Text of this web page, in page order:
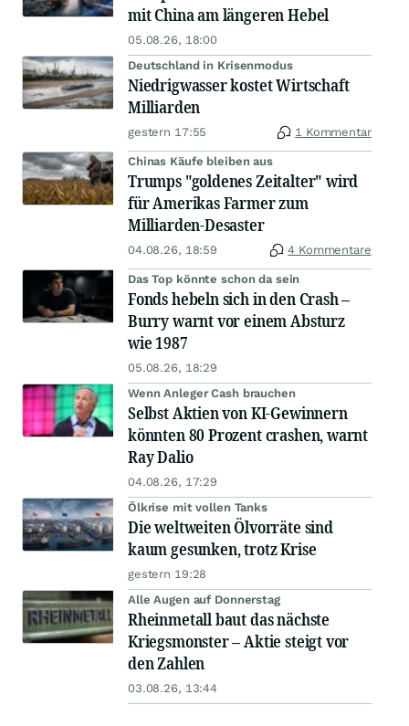
mit China am längeren Hebel
05.08.26, 18:00
Deutschland in Krisenmodus
Niedrigwasser kostet Wirtschaft
Milliarden
gestern 17:55 1 Kommentar
Chinas Käufe bleiben aus
Trumps "goldenes Zeitalter" wird
für Amerikas Farmer zum
Milliarden-Desaster
04.08.26, 18:59 4 Kommentare
Das Top könnte schon da sein
Fonds hebeln sich in den Crash –
Burry warnt vor einem Absturz
wie 1987
05.08.26, 18:29
Wenn Anleger Cash brauchen
Selbst Aktien von KI-Gewinnern
könnten 80 Prozent crashen, warnt
Ray Dalio
04.08.26, 17:29
Ölkrise mit vollen Tanks
Die weltweiten Ölvorräte sind
kaum gesunken, trotz Krise
gestern 19:28
Alle Augen auf Donnerstag
Rheinmetall baut das nächste
Kriegsmonster – Aktie steigt vor
den Zahlen
03.08.26, 13:44